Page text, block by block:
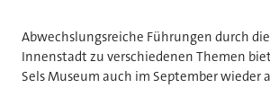
Abwechslungsreiche Führungen durch
Innenstadt zu verschiedenen Themen
Sels Museum auch im September wieder